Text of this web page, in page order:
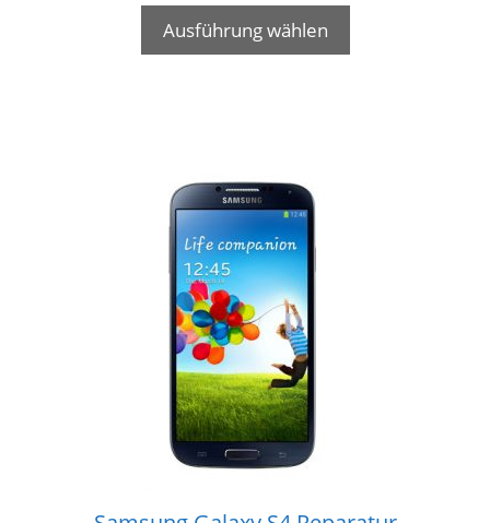
Ausführung wählen